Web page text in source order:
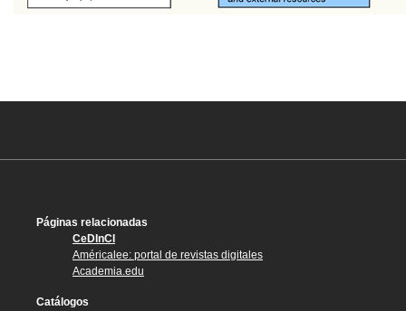
Páginas relacionadas
CeDInCI
Américalee: portal de revistas digitales
Academia.edu
Catálogos